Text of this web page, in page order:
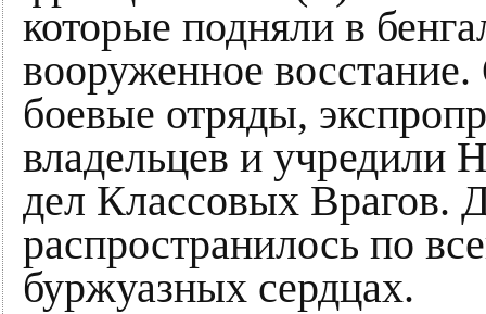
которые подняли в
вооруженное
боевые отряды,
владельцев и учредили
дел Классовых Врагов.
распространилось по
буржуазных сердцах.